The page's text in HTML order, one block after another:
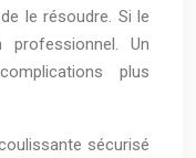
le résoudre. Si le
professionnel. Un
plus
sécurisé